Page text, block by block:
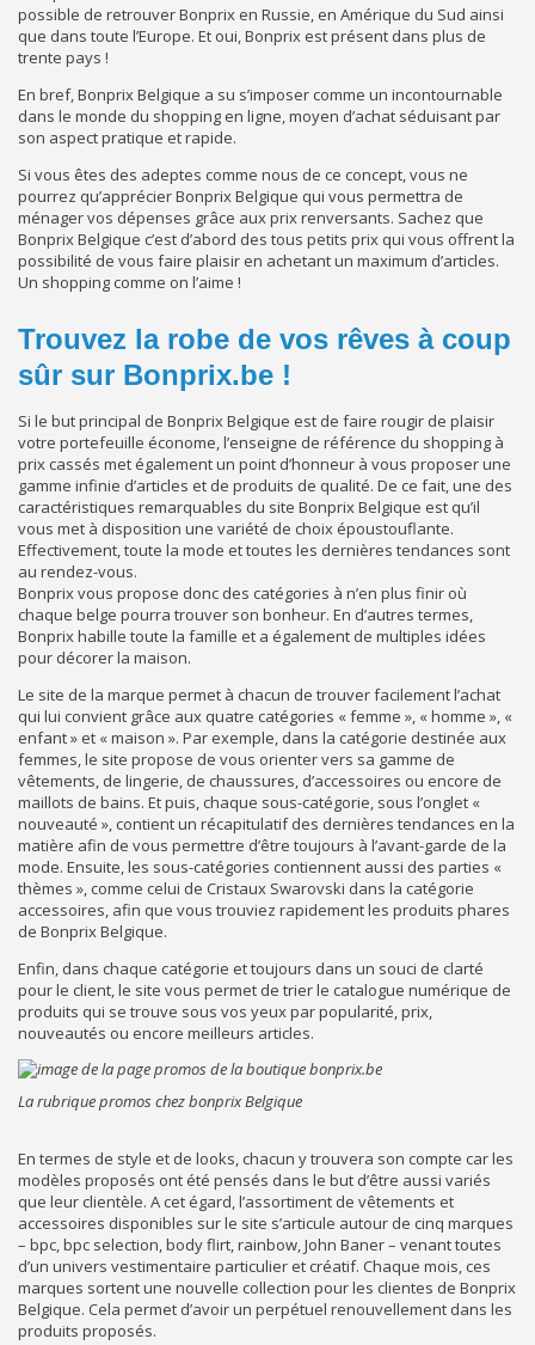
possible de retrouver Bonprix en Russie, en Amérique du Sud ainsi
que dans toute l’Europe. Et oui, Bonprix est présent dans plus de
trente pays !
En bref, Bonprix Belgique a su s’imposer comme un incontournable
dans le monde du shopping en ligne, moyen d’achat séduisant par
son aspect pratique et rapide.
Si vous êtes des adeptes comme nous de ce concept, vous ne
pourrez qu’apprécier Bonprix Belgique qui vous permettra de
ménager vos dépenses grâce aux prix renversants. Sachez que
Bonprix Belgique c’est d’abord des tous petits prix qui vous offrent la
possibilité de vous faire plaisir en achetant un maximum d’articles.
Un shopping comme on l’aime !
Trouvez la robe de vos rêves à coup
sûr sur Bonprix.be !
Si le but principal de Bonprix Belgique est de faire rougir de plaisir
votre portefeuille économe, l’enseigne de référence du shopping à
prix cassés met également un point d’honneur à vous proposer une
gamme infinie d’articles et de produits de qualité. De ce fait, une des
caractéristiques remarquables du site Bonprix Belgique est qu’il
vous met à disposition une variété de choix époustouflante.
Effectivement, toute la mode et toutes les dernières tendances sont
au rendez-vous.
Bonprix vous propose donc des catégories à n’en plus finir où
chaque belge pourra trouver son bonheur. En d’autres termes,
Bonprix habille toute la famille et a également de multiples idées
pour décorer la maison.
Le site de la marque permet à chacun de trouver facilement l’achat
qui lui convient grâce aux quatre catégories « femme », « homme », «
enfant » et « maison ». Par exemple, dans la catégorie destinée aux
femmes, le site propose de vous orienter vers sa gamme de
vêtements, de lingerie, de chaussures, d’accessoires ou encore de
maillots de bains. Et puis, chaque sous-catégorie, sous l’onglet «
nouveauté », contient un récapitulatif des dernières tendances en la
matière afin de vous permettre d’être toujours à l’avant-garde de la
mode. Ensuite, les sous-catégories contiennent aussi des parties «
thèmes », comme celui de Cristaux Swarovski dans la catégorie
accessoires, afin que vous trouviez rapidement les produits phares
de Bonprix Belgique.
Enfin, dans chaque catégorie et toujours dans un souci de clarté
pour le client, le site vous permet de trier le catalogue numérique de
produits qui se trouve sous vos yeux par popularité, prix,
nouveautés ou encore meilleurs articles.
La rubrique promos chez bonprix Belgique
En termes de style et de looks, chacun y trouvera son compte car les
modèles proposés ont été pensés dans le but d’être aussi variés
que leur clientèle. A cet égard, l’assortiment de vêtements et
accessoires disponibles sur le site s’articule autour de cinq marques
– bpc, bpc selection, body flirt, rainbow, John Baner – venant toutes
d’un univers vestimentaire particulier et créatif. Chaque mois, ces
marques sortent une nouvelle collection pour les clientes de Bonprix
Belgique. Cela permet d’avoir un perpétuel renouvellement dans les
produits proposés.